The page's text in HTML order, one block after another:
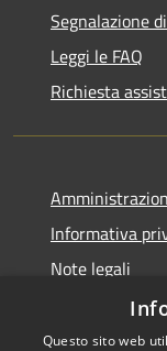
Segnalazione
Leggi le FAQ
Richiesta
Informativa
Note legali
Dichiarazione
Questo sito web